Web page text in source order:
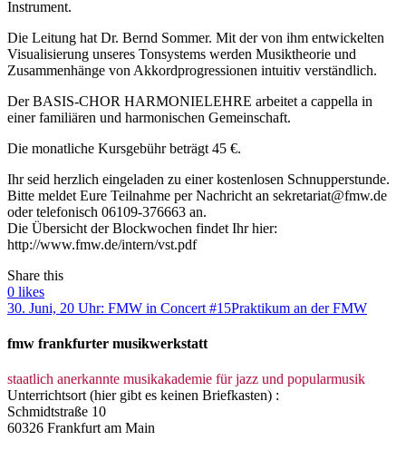
Instrument.
Die Leitung hat Dr. Bernd Sommer. Mit der von ihm entwickelten
Visualisierung unseres Tonsystems werden Musiktheorie und
Zusammenhänge von Akkordprogressionen intuitiv verständlich.
Der BASIS-CHOR HARMONIELEHRE arbeitet a cappella in
einer familiären und harmonischen Gemeinschaft.
Die monatliche Kursgebühr beträgt 45 €.
Ihr seid herzlich eingeladen zu einer kostenlosen Schnupperstunde.
Bitte meldet Eure Teilnahme per Nachricht an sekretariat@fmw.de
oder telefonisch 06109-376663 an.
Die Übersicht der Blockwochen findet Ihr hier:
http://www.fmw.de/intern/vst.pdf
Share this
0 likes
30. Juni, 20 Uhr: FMW in Concert #15Praktikum an der FMW
fmw frankfurter musikwerkstatt
staatlich anerkannte musikakademie für jazz und popularmusik
Unterrichtsort (hier gibt es keinen Briefkasten) :
Schmidtstraße 10
60326 Frankfurt am Main